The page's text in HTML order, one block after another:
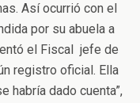
Así ocurrió con el
por su abuela a
el Fiscal jefe de
registro oficial. Ella
habría dado cuenta”,